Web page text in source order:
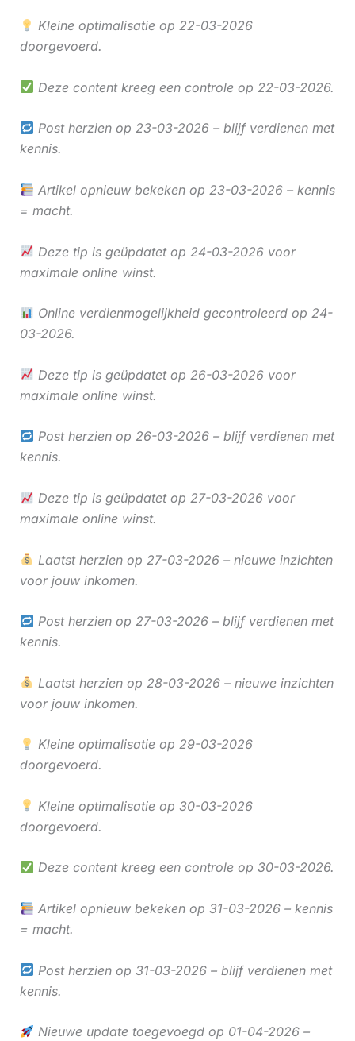
Kleine optimalisatie op 22-03-2026
doorgevoerd.
Deze content kreeg een controle op 22-03-2026.
Post herzien op 23-03-2026 – blijf verdienen met
kennis.
Artikel opnieuw bekeken op 23-03-2026 – kennis
= macht.
Deze tip is geüpdatet op 24-03-2026 voor
maximale online winst.
Online verdienmogelijkheid gecontroleerd op 24-
03-2026.
Deze tip is geüpdatet op 26-03-2026 voor
maximale online winst.
Post herzien op 26-03-2026 – blijf verdienen met
kennis.
Deze tip is geüpdatet op 27-03-2026 voor
maximale online winst.
Laatst herzien op 27-03-2026 – nieuwe inzichten
voor jouw inkomen.
Post herzien op 27-03-2026 – blijf verdienen met
kennis.
Laatst herzien op 28-03-2026 – nieuwe inzichten
voor jouw inkomen.
Kleine optimalisatie op 29-03-2026
doorgevoerd.
Kleine optimalisatie op 30-03-2026
doorgevoerd.
Deze content kreeg een controle op 30-03-2026.
Artikel opnieuw bekeken op 31-03-2026 – kennis
= macht.
Post herzien op 31-03-2026 – blijf verdienen met
kennis.
Nieuwe update toegevoegd op 01-04-2026 –